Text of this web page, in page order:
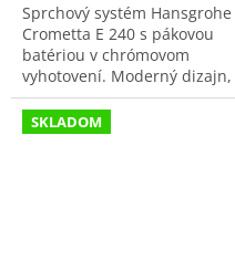
Sprchový systém Hansgrohe
Crometta E 240 s pákovou
batériou v chrómovom
vyhotovení. Moderný dizajn,
vysoká kvalita a spoľahlivosť.
Kód: 27284000.
SKLADOM